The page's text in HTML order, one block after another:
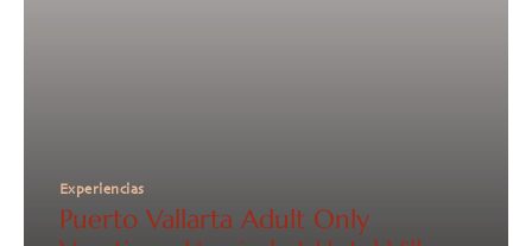
Experiencias
Puerto Vallarta Adult Only